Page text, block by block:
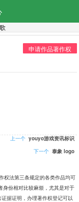
申请作品著作权
上一个 youyo游戏资讯标识
下一个 泰象 logo
权法第三条规定的各类作品均可
身份相对比较麻烦，尤其是对于
据证明，办理著作权登记可以